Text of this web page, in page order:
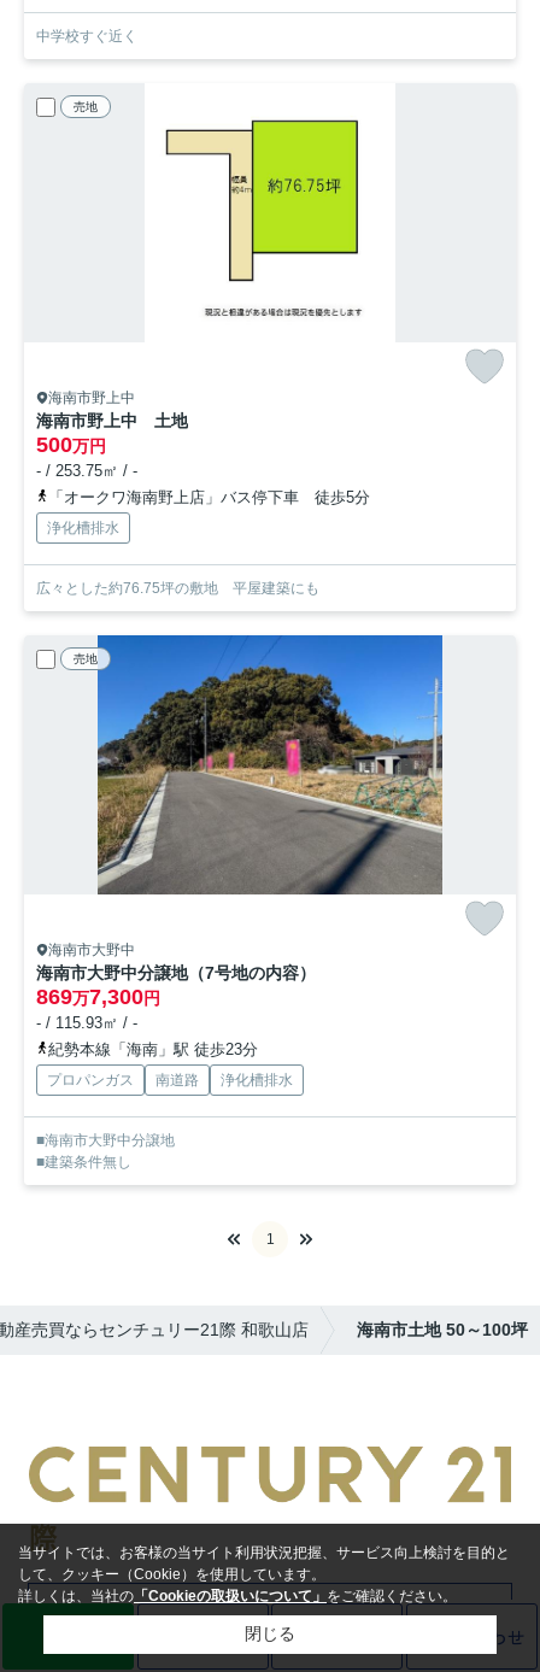
中学校すぐ近く
売地
海南市野上中
海南市野上中 土地
500万円
- / 253.75㎡ / -
「オークワ海南野上店」バス停下車 徒歩5分
浄化槽排水
広々とした約76.75坪の敷地 平屋建築にも
売地
海南市大野中
海南市大野中分譲地（7号地の内容）
869万7,300円
- / 115.93㎡ / -
紀勢本線「海南」駅 徒歩23分
プロパンガス 南道路 浄化槽排水
■海南市大野中分譲地
■建築条件無し
1
産売買ならセンチュリー21際 和歌山店 海南市土地 50～100坪
0120-555-635 お問い合わせ
当サイトでは、お客様の当サイト利用状況把握、サービス向上検討を目的と
して、クッキー（Cookie）を使用しています。
詳しくは、当社の 「Cookieの取扱いについて」 をご確認ください。
閉じる